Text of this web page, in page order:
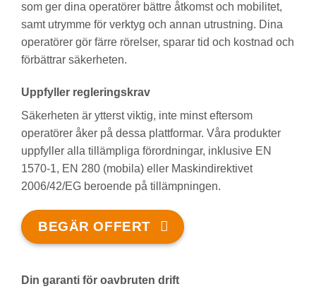
som ger dina operatörer bättre åtkomst och mobilitet,
samt utrymme för verktyg och annan utrustning. Dina
operatörer gör färre rörelser, sparar tid och kostnad och
förbättrar säkerheten.
Uppfyller regleringskrav
Säkerheten är ytterst viktig, inte minst eftersom
operatörer åker på dessa plattformar. Våra produkter
uppfyller alla tillämpliga förordningar, inklusive EN
1570-1, EN 280 (mobila) eller Maskindirektivet
2006/42/EG beroende på tillämpningen.
BEGÄR OFFERT
Din garanti för oavbruten drift